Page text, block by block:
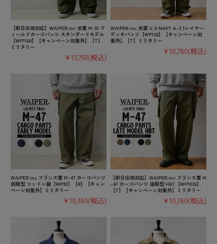
【即日出荷対応】WAIPER.inc 米軍 M-51 フ
ィールドカーゴパンツ スタンダードモデル
【WP1160】【キャンペーン対象外】【T】
ミリタリー
¥13,750(税込)
WAIPER.inc 米軍 U.S.NAVY A-2 1レイヤー
デッキパンツ【WP126】【キャンペーン対
象外】【T】ミリタリー
¥10,780(税込)
WAIPER.inc フランス軍 M-47 カーゴパンツ
前期型 コットン製【WP93】【R】【キャン
ペーン対象外】ミリタリー
¥10,780(税込)
【即日出荷対応】WAIPER.inc フランス軍 M
-47 カーゴパンツ 後期型 HBT【WP1026】
【T】【キャンペーン対象外】ミリタリー
¥10,780(税込)